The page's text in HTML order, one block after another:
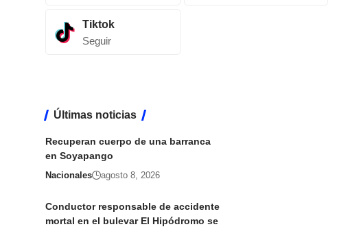
Tiktok
Seguir
Últimas noticias
Recuperan cuerpo de una barranca
en Soyapango
Nacionales agosto 8, 2026
Conductor responsable de accidente
mortal en el bulevar El Hipódromo se